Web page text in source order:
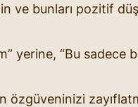
ve bunları pozitif
yerine, “Bu sadece
özgüveninizi